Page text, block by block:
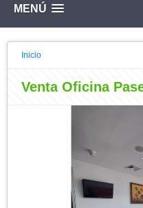
MENÚ
Inicio
Venta Oficina